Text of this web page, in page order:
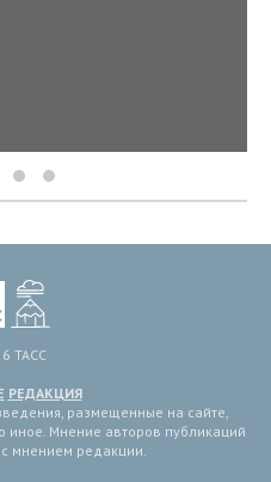
ТАСС
РЕДАКЦИЯ
размещенные на сайте,
иное. Мнение авторов публикаций
мнением редакции.